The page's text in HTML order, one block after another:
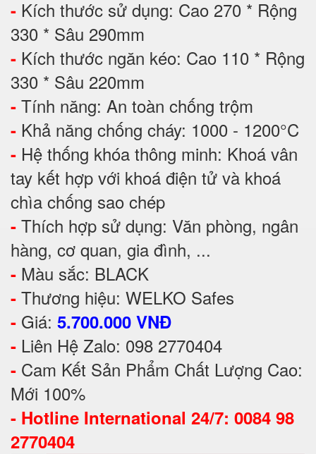
- Kích thước sử dụng: Cao 270 * Rộng
330 * Sâu 290mm
- Kích thước ngăn kéo: Cao 110 * Rộng
330 * Sâu 220mm
- Tính năng: An toàn chống trộm
- Khả năng chống cháy: 1000 - 1200°C
- Hệ thống khóa thông minh: Khoá vân
tay kết hợp với khoá điện tử và khoá
chìa chống sao chép
- Thích hợp sử dụng: Văn phòng, ngân
hàng, cơ quan, gia đình, ...
- Màu sắc: BLACK
- Thương hiệu: WELKO Safes
- Giá: 5.700.000 VNĐ
- Liên Hệ Zalo: 098 2770404
- Cam Kết Sản Phẩm Chất Lượng Cao:
Mới 100%
- Hotline International 24/7: 0084 98
2770404